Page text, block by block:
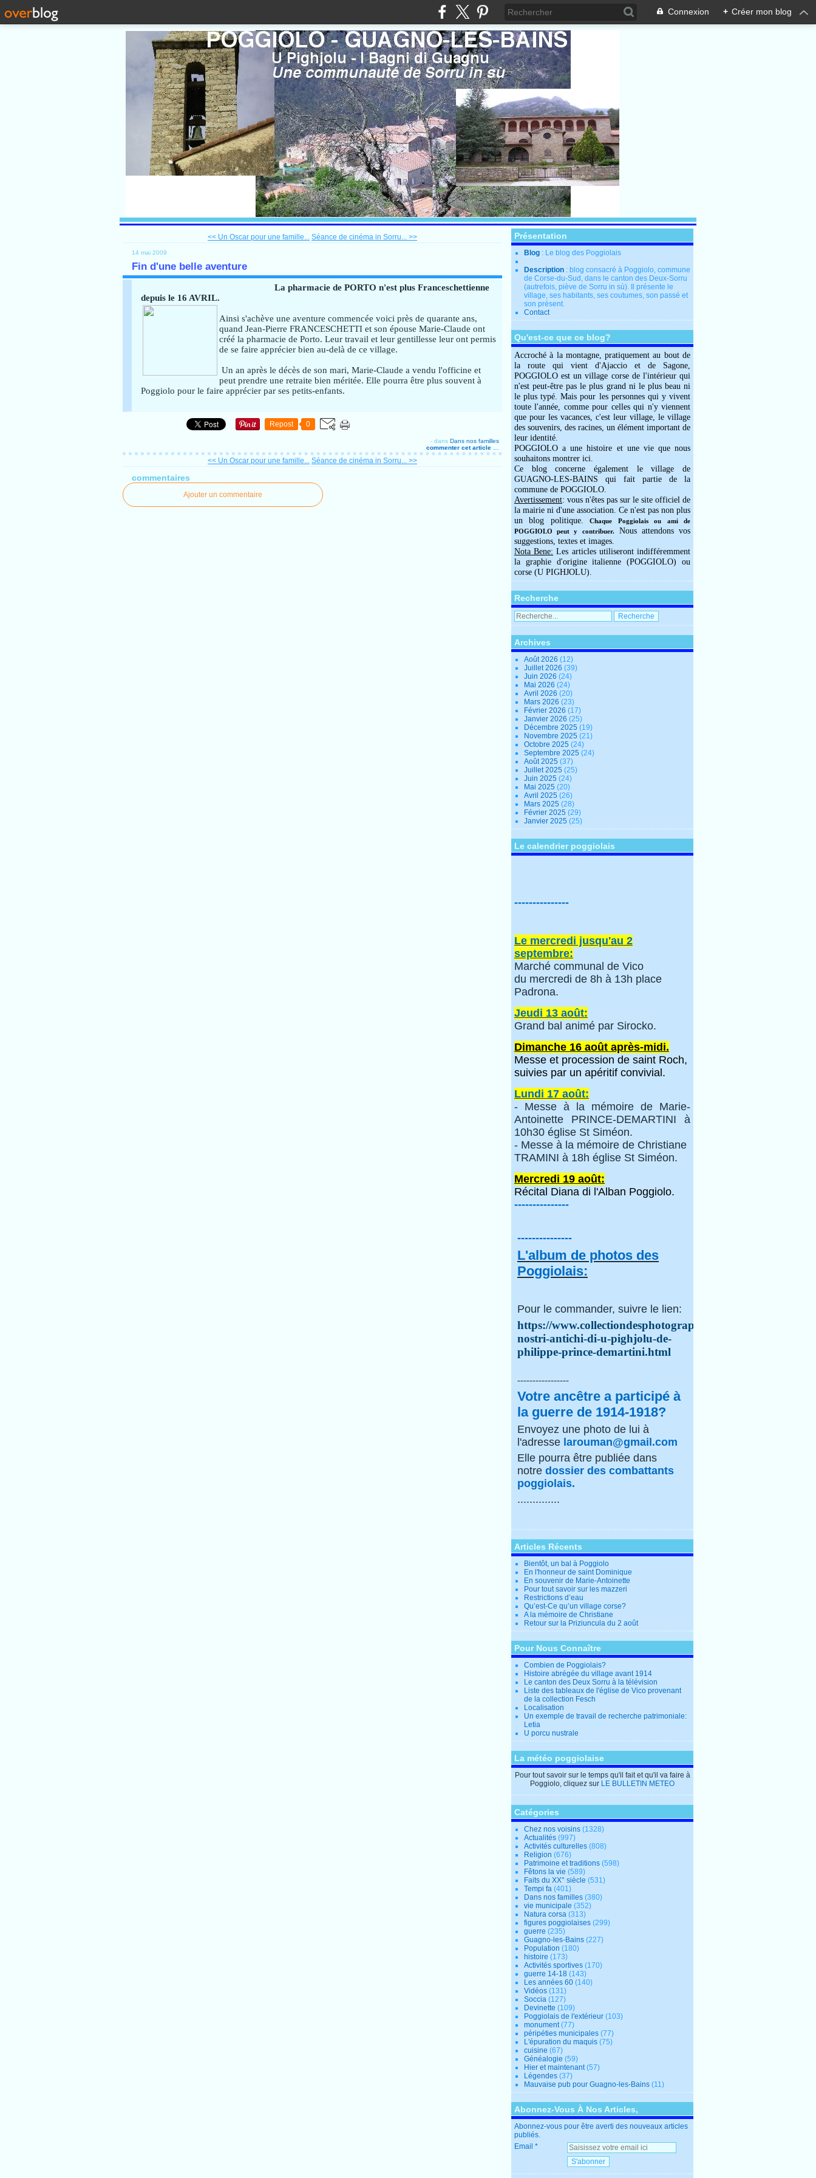
Connexion + Créer mon blog
<< Un Oscar pour une famille... Séance de cinéma in Sorru... >>
14 mai 2009
Fin d'une belle aventure
La pharmacie de PORTO n'est plus Franceschettienne
depuis le 16 AVRIL.
Ainsi s'achève une aventure commencée voici près de quarante ans,
quand Jean-Pierre FRANCESCHETTI et son épouse Marie-Claude ont
créé la pharmacie de Porto. Leur travail et leur gentillesse leur ont permis
de se faire apprécier bien au-delà de ce village.
Un an après le décès de son mari, Marie-Claude a vendu l'officine et
peut prendre une retraite bien méritée. Elle pourra être plus souvent à
Poggiolo pour le faire apprécier par ses petits-enfants.
Repost 0
- dans Dans nos familles
commenter cet article
<< Un Oscar pour une famille... Séance de cinéma in Sorru... >>
commentaires
Ajouter un commentaire
Présentation
Blog : Le blog des Poggiolais
Description : blog consacré à Poggiolo, commune
de Corse-du-Sud, dans le canton des Deux-Sorru
(autrefois, piève de Sorru in sù). Il présente le
village, ses habitants, ses coutumes, son passé et
son présent.
Contact
Qu'est-ce que ce blog?
Accroché à la montagne, pratiquement au bout de
la route qui vient d'Ajaccio et de Sagone,
POGGIOLO est un village corse de l'intérieur qui
n'est peut-être pas le plus grand ni le plus beau ni
le plus typé. Mais pour les personnes qui y vivent
toute l'année, comme pour celles qui n'y viennent
que pour les vacances, c'est leur village, le village
des souvenirs, des racines, un élément important de
leur identité.
POGGIOLO a une histoire et une vie que nous
souhaitons montrer ici.
Ce blog concerne également le village de
GUAGNO-LES-BAINS qui fait partie de la
commune de POGGIOLO.
Avertissement: vous n'êtes pas sur le site officiel de
la mairie ni d'une association. Ce n'est pas non plus
un blog politique.Chaque Poggiolais ou ami de
POGGIOLO peut y contribuer.Nous attendons vos
suggestions, textes et images.
Nota Bene: Les articles utiliseront indifféremment
la graphie d'origine italienne (POGGIOLO) ou
corse (U PIGHJOLU).
Recherche
Archives
Août 2026 (12)
Juillet 2026 (39)
Juin 2026 (24)
Mai 2026 (24)
Avril 2026 (20)
Mars 2026 (23)
Février 2026 (17)
Janvier 2026 (25)
Décembre 2025 (19)
Novembre 2025 (21)
Octobre 2025 (24)
Septembre 2025 (24)
Août 2025 (37)
Juillet 2025 (25)
Juin 2025 (24)
Mai 2025 (20)
Avril 2025 (26)
Mars 2025 (28)
Février 2025 (29)
Janvier 2025 (25)
Le calendrier poggiolais
---------------
Le mercredi jusqu'au 2
septembre:
Marché communal de Vico
du mercredi de 8h à 13h place
Padrona.
Jeudi 13 août:
Grand bal animé par Sirocko.
Dimanche 16 août après-midi.
Messe et procession de saint Roch,
suivies par un apéritif convivial.
Lundi 17 août:
- Messe à la mémoire de Marie-
Antoinette PRINCE-DEMARTINI à
10h30 église St Siméon.
- Messe à la mémoire de Christiane
TRAMINI à 18h église St Siméon.
Mercredi 19 août:
Récital Diana di l'Alban Poggiolo.
---------------
---------------
L'album de photos des
Poggiolais:
Pour le commander, suivre le lien:
https://www.collectiondesphotographes.com/i-
nostri-antichi-di-u-pighjolu-de-
philippe-prince-demartini.html
-----------------
Votre ancêtre a participé à
la guerre de 1914-1918?
Envoyez une photo de lui à
l'adresse larouman@gmail.com
Elle pourra être publiée dans
notre dossier des combattants
poggiolais.
..............
Articles Récents
Bientôt, un bal à Poggiolo
En l'honneur de saint Dominique
En souvenir de Marie-Antoinette
Pour tout savoir sur les mazzeri
Restrictions d’eau
Qu’est-Ce qu’un village corse?
A la mémoire de Christiane
Retour sur la Priziuncula du 2 août
Pour Nous Connaître
Combien de Poggiolais?
Histoire abrégée du village avant 1914
Le canton des Deux Sorru à la télévision
Liste des tableaux de l'église de Vico provenant
de la collection Fesch
Localisation
Un exemple de travail de recherche patrimoniale:
Letia
U porcu nustrale
La météo poggiolaise
Pour tout savoir sur le temps qu'il fait et qu'il va faire à
Poggiolo, cliquez sur LE BULLETIN METEO
Catégories
Chez nos voisins (1328)
Actualités (997)
Activités culturelles (808)
Religion (676)
Patrimoine et traditions (598)
Fêtons la vie (589)
Faits du XX° siècle (531)
Tempi fa (401)
Dans nos familles (380)
vie municipale (352)
Natura corsa (313)
figures poggiolaises (299)
guerre (235)
Guagno-les-Bains (227)
Population (180)
histoire (173)
Activités sportives (170)
guerre 14-18 (143)
Les années 60 (140)
Vidéos (131)
Soccia (127)
Devinette (109)
Poggiolais de l'extérieur (103)
monument(77)
péripéties municipales (77)
L'épuration du maquis (75)
cuisine (67)
Généalogie (59)
Hier et maintenant(57)
Légendes (37)
Mauvaise pub pour Guagno-les-Bains (11)
Abonnez-Vous À Nos Articles,
Abonnez-vous pour être averti des nouveaux articles
publiés.
Email